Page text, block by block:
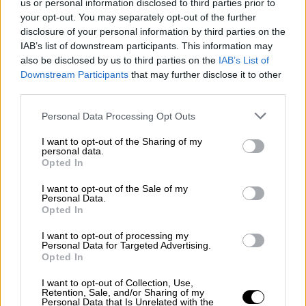
us or personal information disclosed to third parties prior to
your opt-out. You may separately opt-out of the further
disclosure of your personal information by third parties on the
IAB’s list of downstream participants. This information may
also be disclosed by us to third parties on the IAB’s List of
Downstream Participants that may further disclose it to other
Personal Data Processing Opt Outs
I want to opt-out of the Sharing of my
personal data.
Opted In
I want to opt-out of the Sale of my
Personal Data.
Opted In
I want to opt-out of processing my
Personal Data for Targeted Advertising.
Opted In
I want to opt-out of Collection, Use,
Retention, Sale, and/or Sharing of my
Personal Data that Is Unrelated with the
Una nueva Estrategia para generar
valor